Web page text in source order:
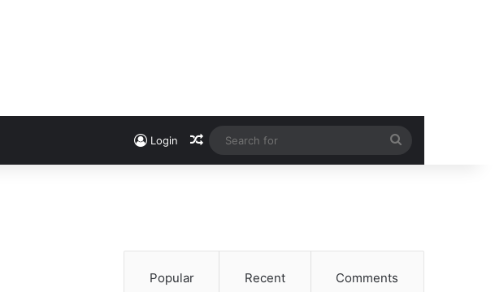
Login Random Article
for
Popular Recent Comments